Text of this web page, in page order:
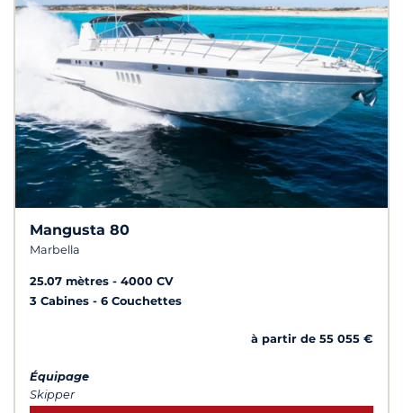
Mangusta 80
Marbella
25.07 mètres
4000 CV
3 Cabines
6 Couchettes
à partir de 55 055 €
Équipage
Skipper